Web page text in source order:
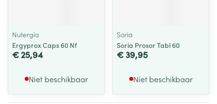
Nutergia
Ergyprox Caps 60 Nf
€ 25,94
Niet beschikbaar
Soria
Soria Prosor Tabl 60
€ 39,95
Niet beschikbaar